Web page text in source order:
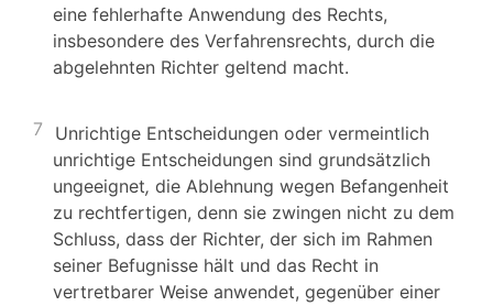
eine fehlerhafte Anwendung des Rechts,
insbesondere des Verfahrensrechts, durch die
abgelehnten Richter geltend macht.
7
Unrichtige Entscheidungen oder vermeintlich
unrichtige Entscheidungen sind grundsätzlich
ungeeignet, die Ablehnung wegen Befangenheit
zu rechtfertigen, denn sie zwingen nicht zu dem
Schluss, dass der Richter, der sich im Rahmen
seiner Befugnisse hält und das Recht in
vertretbarer Weise anwendet, gegenüber einer